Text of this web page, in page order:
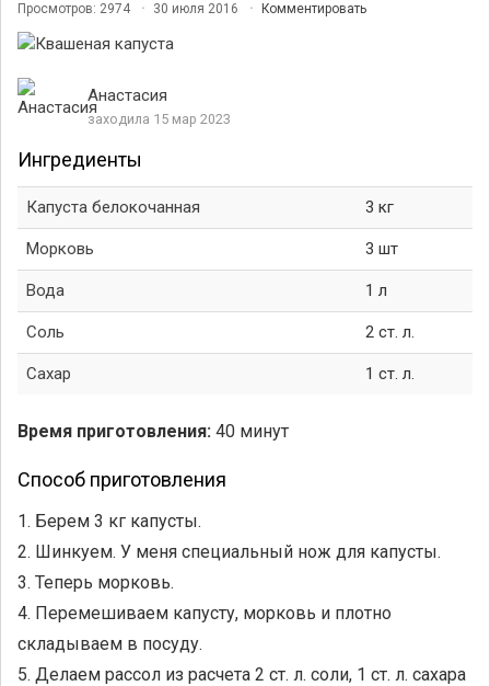
Просмотров: 2974 30 июля 2016 Комментировать
Анастасия
заходила 15 мар 2023
Ингредиенты
Капуста белокочанная 3 кг
Морковь 3 шт
Вода 1 л
Соль 2 ст. л.
Сахар 1 ст. л.
Время приготовления: 40 минут
Способ приготовления
1. Берем 3 кг капусты.
2. Шинкуем. У меня специальный нож для капусты.
3. Теперь морковь.
4. Перемешиваем капусту, морковь и плотно
складываем в посуду.
5. Делаем рассол из расчета 2 ст. л. соли, 1 ст. л. сахара